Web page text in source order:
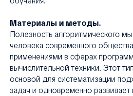
Материалы и методы.
Полезность алгоритмического
человека современного
применениями в сферах
вычислительной техники. Этот
основой для систематизации
задач и одновременно развивает